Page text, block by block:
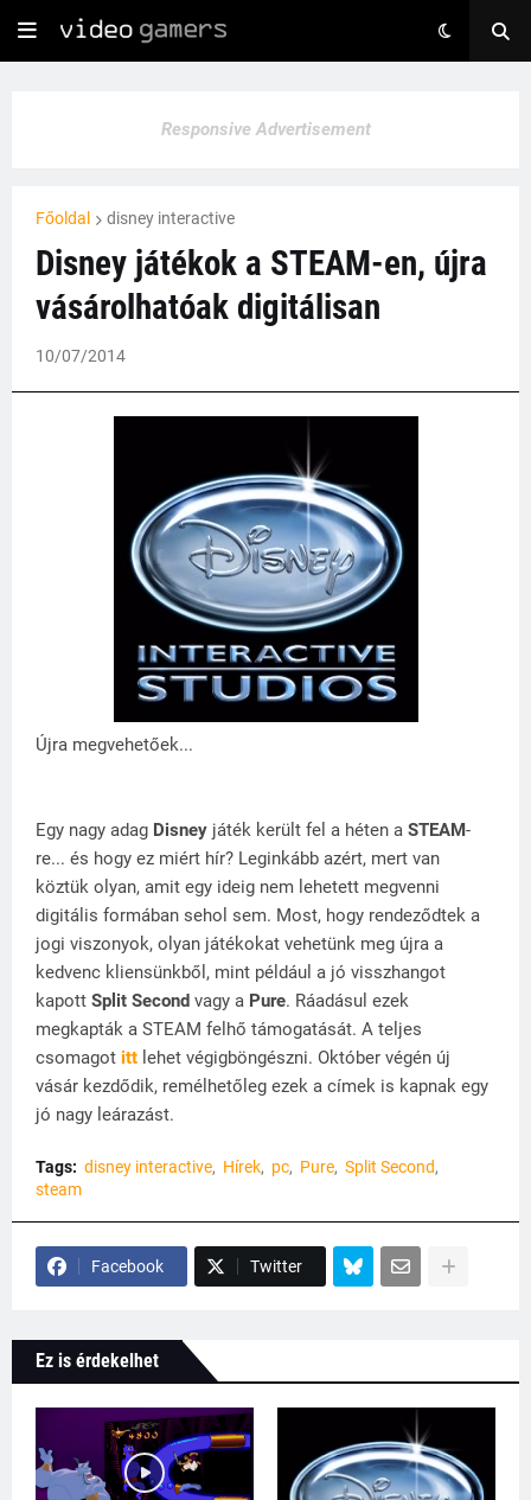
Responsive Advertisement
Főoldal disney interactive
Disney játékok a STEAM-en, újra
vásárolhatóak digitálisan
10/07/2014
Újra megvehetőek...
Egy nagy adag Disney játék került fel a héten a STEAM-
re... és hogy ez miért hír? Leginkább azért, mert van
köztük olyan, amit egy ideig nem lehetett megvenni
digitális formában sehol sem. Most, hogy rendeződtek a
jogi viszonyok, olyan játékokat vehetünk meg újra a
kedvenc kliensünkből, mint például a jó visszhangot
kapott Split Second vagy a Pure. Ráadásul ezek
megkapták a STEAM felhő támogatását. A teljes
csomagot itt lehet végigböngészni. Október végén új
vásár kezdődik, remélhetőleg ezek a címek is kapnak egy
jó nagy leárazást.
Tags: disney interactive Hírek pc Pure Split Second
steam
Facebook Twitter
Ez is érdekelhet